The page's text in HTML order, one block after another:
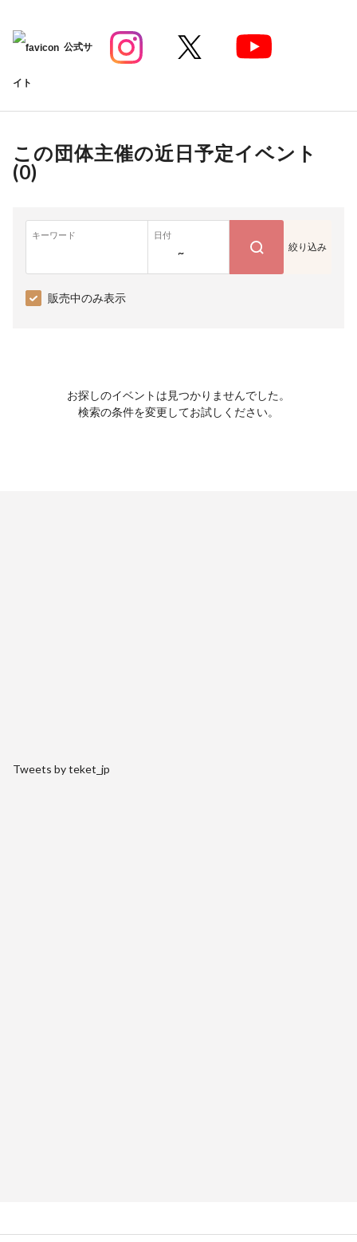
公式サ
イト
この団体主催の近日予定イベント
(0)
キーワード 日付
~ 絞り込み
販売中のみ表示
お探しのイベントは見つかりませんでした。
検索の条件を変更してお試しください。
Tweets by teket_jp